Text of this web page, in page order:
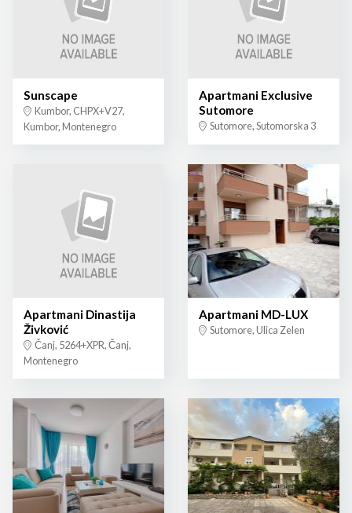
Sunscape
Kumbor, CHPX+V27,
Kumbor, Montenegro
Apartmani Exclusive
Sutomore
Sutomore, Sutomorska 3
Apartmani Dinastija
Živković
Čanj, 5264+XPR, Čanj,
Montenegro
Apartmani MD-LUX
Sutomore, Ulica Zelen